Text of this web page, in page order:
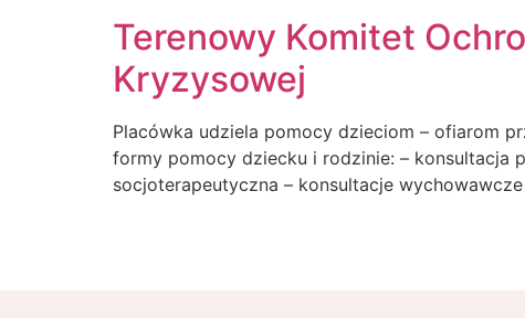
Terenowy Komitet
Kryzysowej
Placówka udziela pomocy dzieciom – ofiarom
formy pomocy dziecku i rodzinie: – konsultacja
socjoterapeutyczna – konsultacje